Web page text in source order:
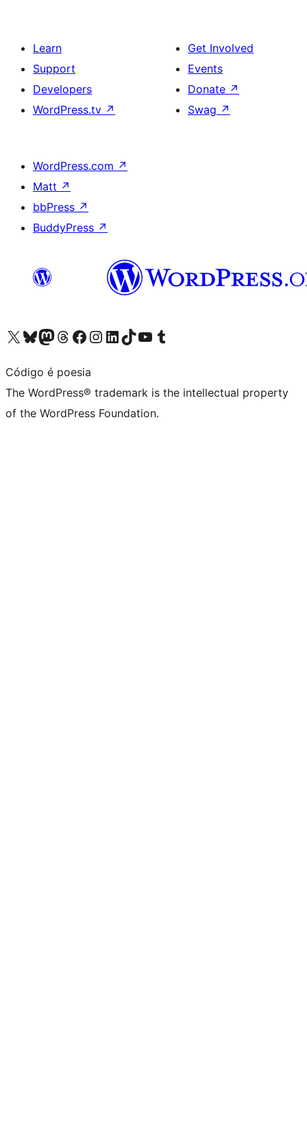
Learn
Support
Developers
WordPress.tv ↗
Get Involved
Events
Donate ↗
Swag ↗
WordPress.com ↗
Matt ↗
bbPress ↗
BuddyPress ↗
Visit our X (formerly Twitter) account
Visit our Bluesky account
Visit our Mastodon account
Visit our Threads account
Visit our Facebook page
Visit our Instagram account
Visit our LinkedIn account
Visit our TikTok account
Visit our YouTube channel
Visit our Tumblr account
Código é poesia
The WordPress® trademark is the intellectual property
of the WordPress Foundation.